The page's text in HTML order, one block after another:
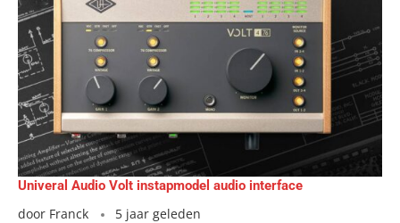
Univeral Audio Volt instapmodel audio interface
door Franck 5 jaar geleden